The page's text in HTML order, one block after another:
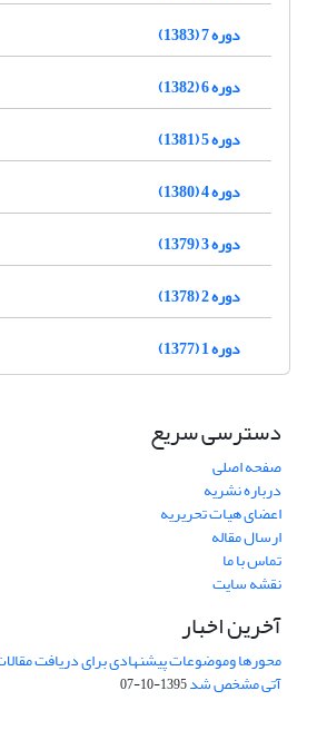
دوره 7 (1383)
دوره 6 (1382)
دوره 5 (1381)
دوره 4 (1380)
دوره 3 (1379)
دوره 2 (1378)
دوره 1 (1377)
دسترسی سریع
صفحه اصلی
درباره نشریه
اعضای هیات تحریریه
ارسال مقاله
تماس با ما
نقشه سایت
آخرین اخبار
محورها وموضوعات پیشنهادی برای دریافت
آتی مشخص شد1395-10-07